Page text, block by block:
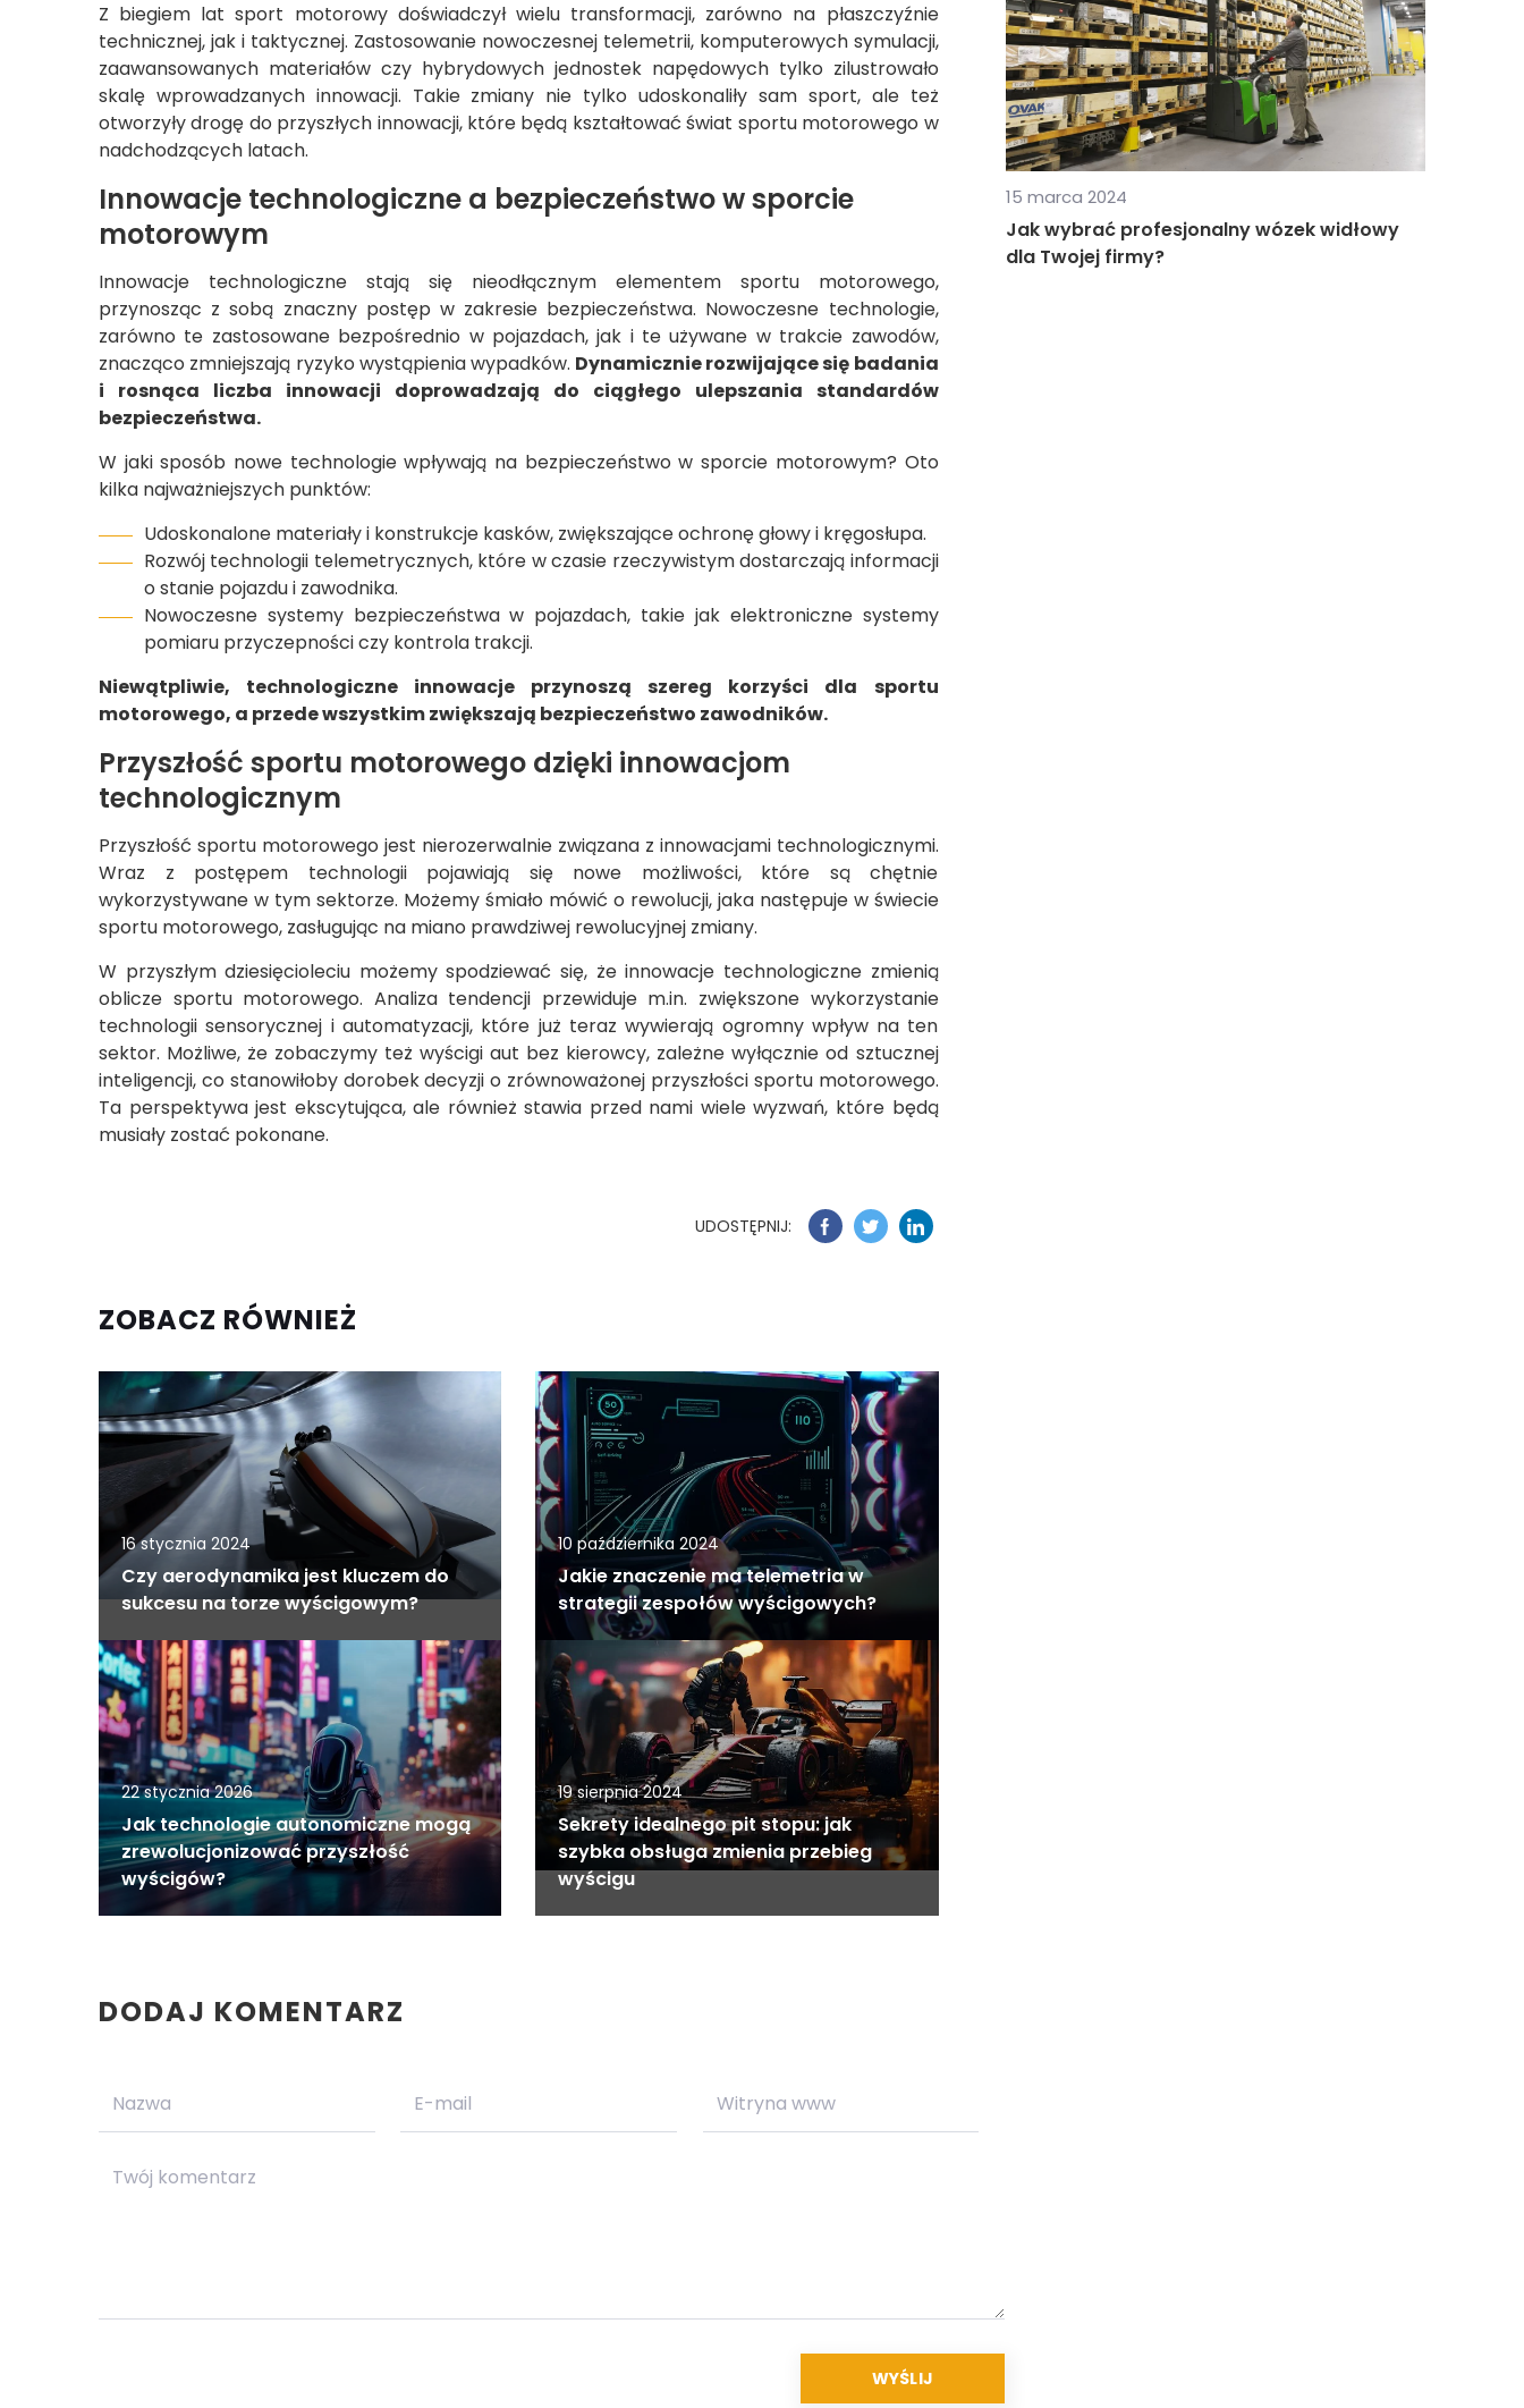
Z biegiem lat sport motorowy doświadczył wielu transformacji, zarówno na płaszczyźnie
technicznej, jak i taktycznej. Zastosowanie nowoczesnej telemetrii, komputerowych symulacji,
zaawansowanych materiałów czy hybrydowych jednostek napędowych tylko zilustrowało
skalę wprowadzanych innowacji. Takie zmiany nie tylko udoskonaliły sam sport, ale też
otworzyły drogę do przyszłych innowacji, które będą kształtować świat sportu motorowego w
nadchodzących latach.
Innowacje technologiczne a bezpieczeństwo w sporcie
motorowym
Innowacje technologiczne stają się nieodłącznym elementem sportu motorowego,
przynosząc z sobą znaczny postęp w zakresie bezpieczeństwa. Nowoczesne technologie,
zarówno te zastosowane bezpośrednio w pojazdach, jak i te używane w trakcie zawodów,
znacząco zmniejszają ryzyko wystąpienia wypadków. Dynamicznie rozwijające się badania
i rosnąca liczba innowacji doprowadzają do ciągłego ulepszania standardów
bezpieczeństwa.
W jaki sposób nowe technologie wpływają na bezpieczeństwo w sporcie motorowym? Oto
kilka najważniejszych punktów:
Udoskonalone materiały i konstrukcje kasków, zwiększające ochronę głowy i kręgosłupa.
Rozwój technologii telemetrycznych, które w czasie rzeczywistym dostarczają informacji
o stanie pojazdu i zawodnika.
Nowoczesne systemy bezpieczeństwa w pojazdach, takie jak elektroniczne systemy
pomiaru przyczepności czy kontrola trakcji.
Niewątpliwie, technologiczne innowacje przynoszą szereg korzyści dla sportu
motorowego, a przede wszystkim zwiększają bezpieczeństwo zawodników.
Przyszłość sportu motorowego dzięki innowacjom
technologicznym
Przyszłość sportu motorowego jest nierozerwalnie związana z innowacjami technologicznymi.
Wraz z postępem technologii pojawiają się nowe możliwości, które są chętnie
wykorzystywane w tym sektorze. Możemy śmiało mówić o rewolucji, jaka następuje w świecie
sportu motorowego, zasługując na miano prawdziwej rewolucyjnej zmiany.
W przyszłym dziesięcioleciu możemy spodziewać się, że innowacje technologiczne zmienią
oblicze sportu motorowego. Analiza tendencji przewiduje m.in. zwiększone wykorzystanie
technologii sensorycznej i automatyzacji, które już teraz wywierają ogromny wpływ na ten
sektor. Możliwe, że zobaczymy też wyścigi aut bez kierowcy, zależne wyłącznie od sztucznej
inteligencji, co stanowiłoby dorobek decyzji o zrównoważonej przyszłości sportu motorowego.
Ta perspektywa jest ekscytująca, ale również stawia przed nami wiele wyzwań, które będą
musiały zostać pokonane.
UDOSTĘPNIJ:
ZOBACZ RÓWNIEŻ
16 stycznia 2024
Czy aerodynamika jest kluczem do
sukcesu na torze wyścigowym?
10 października 2024
Jakie znaczenie ma telemetria w
strategii zespołów wyścigowych?
22 stycznia 2026
Jak technologie autonomiczne mogą
zrewolucjonizować przyszłość
wyścigów?
19 sierpnia 2024
Sekrety idealnego pit stopu: jak
szybka obsługa zmienia przebieg
wyścigu
15 marca 2024
Jak wybrać profesjonalny wózek widłowy
dla Twojej firmy?
DODAJ KOMENTARZ